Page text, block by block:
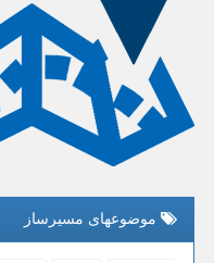
موضوعهای مسیرساز